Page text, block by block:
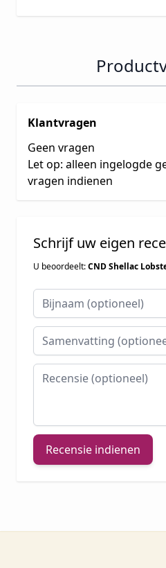
Klantvragen
Geen vragen
Let op: alleen ingelogde
vragen indienen
Schrijf uw eigen
U beoordeelt:CND Shellac
Bijnaam
Samenvatting
Recensie
Recensie indienen